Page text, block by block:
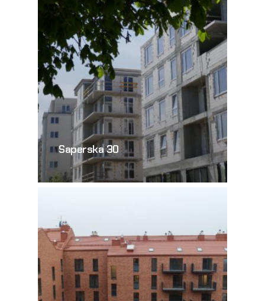
Saperska 30